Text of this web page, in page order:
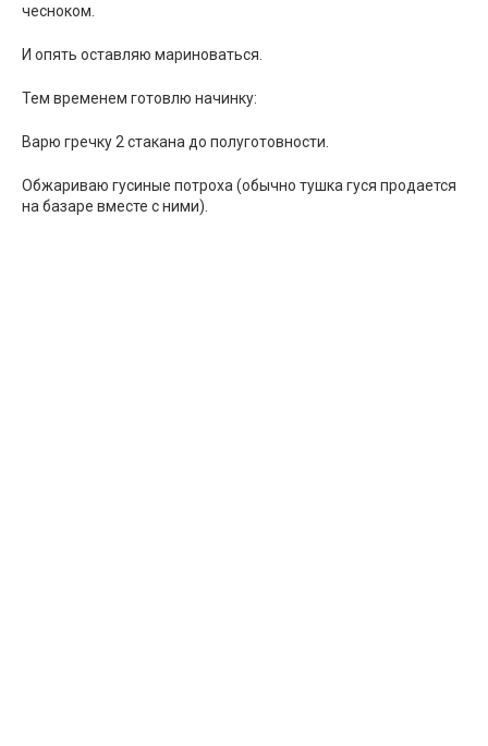
чесноком.
И опять оставляю мариноваться.
Тем временем готовлю начинку:
Варю гречку 2 стакана до полуготовности.
Обжариваю гусиные потроха (обычно тушка гуся продается
на базаре вместе с ними).